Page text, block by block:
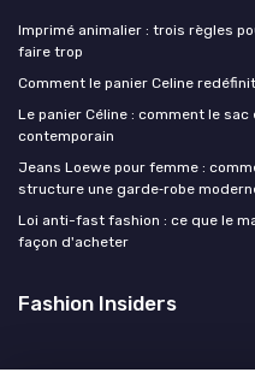
Imprimé animalier : trois règles
faire trop
Comment le panier Celine
Le panier Céline : comment le
contemporain
Jeans Loewe pour femme :
structure une garde‑robe
Loi anti-fast fashion : ce que le
façon d'acheter
Fashion Insiders